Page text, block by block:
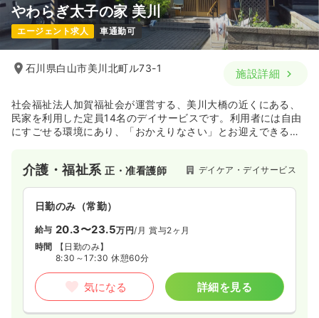
やわらぎ太子の家 美川
エージェント求人 車通勤可
石川県白山市美川北町ル73-1 施設詳細
社会福祉法人加賀福祉会が運営する、美川大橋の近くにある、
民家を利用した定員14名のデイサービスです。利用者には自由
にすごせる環境にあり、「おかえりなさい」とお迎えできるア
介護・福祉系正・准看護師 デイケア・デイサービス
日勤のみ（常勤）
給与 20.3〜23.5万円/月 賞与2ヶ月
時間
【日勤のみ】
8:30～17:30 休憩60分
気になる 詳細を見る